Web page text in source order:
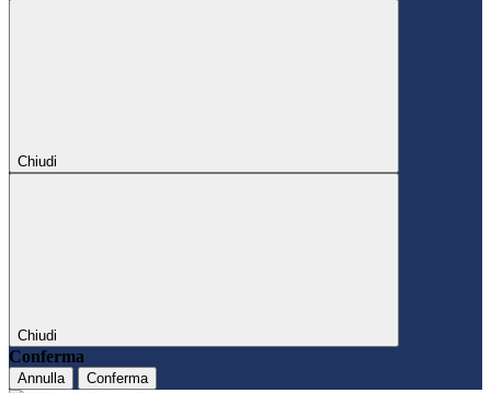
Chiudi
Chiudi
Conferma
Annulla Conferma